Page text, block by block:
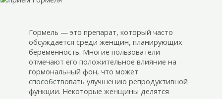
Гормель — это препарат, который часто
обсуждается среди женщин, планирующих
беременность. Многие пользователи
отмечают его положительное влияние на
гормональный фон, что может
способствовать улучшению репродуктивной
функции. Некоторые женщины делятся